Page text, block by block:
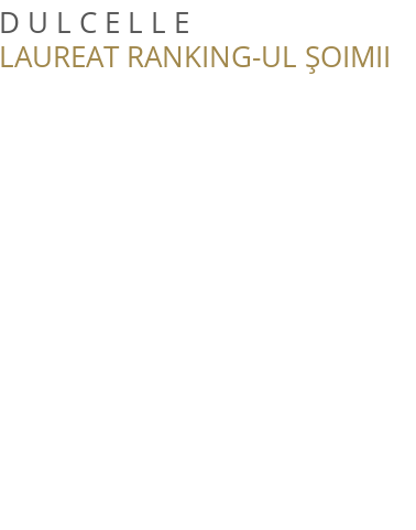
D U L C E L L E
LAUREAT RANKING-UL ȘOIMII